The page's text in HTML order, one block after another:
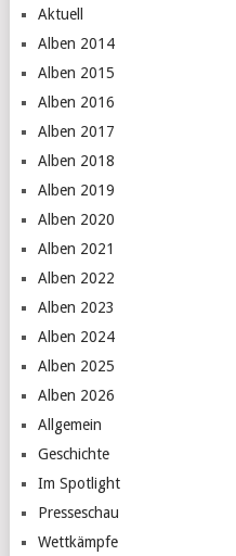
Aktuell
Alben 2014
Alben 2015
Alben 2016
Alben 2017
Alben 2018
Alben 2019
Alben 2020
Alben 2021
Alben 2022
Alben 2023
Alben 2024
Alben 2025
Alben 2026
Allgemein
Geschichte
Im Spotlight
Presseschau
Wettkämpfe